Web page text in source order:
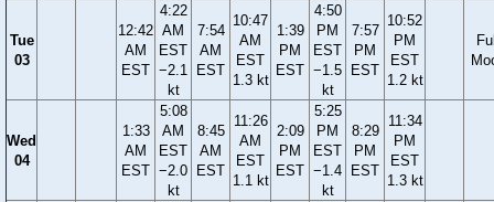
Tue
03
12:42
AM
EST
4:22
AM
EST
−2.1
kt
7:54
AM
EST
10:47
AM
EST
1.3 kt
1:39
PM
EST
4:50
PM
EST
−1.5
kt
7:57
PM
EST
10:52
PM
EST
1.2 kt
Wed
04
1:33
AM
EST
5:08
AM
EST
−2.0
kt
8:45
AM
EST
11:26
AM
EST
1.1 kt
2:09
PM
EST
5:25
PM
EST
−1.4
kt
8:29
PM
EST
11:34
PM
EST
1.3 kt